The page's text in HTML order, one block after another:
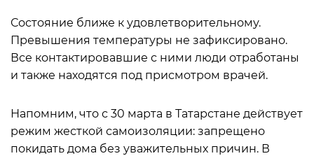
Состояние ближе к удовлетворительному.
Превышения температуры не зафиксировано.
Все контактировавшие с ними люди отработаны
и также находятся под присмотром врачей.
Напомним, что с 30 марта в Татарстане действует
режим жесткой самоизоляции: запрещено
покидать дома без уважительных причин. В